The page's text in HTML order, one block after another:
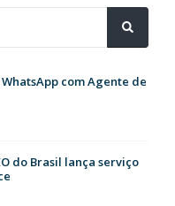
com Agente de
do Brasil lança serviço